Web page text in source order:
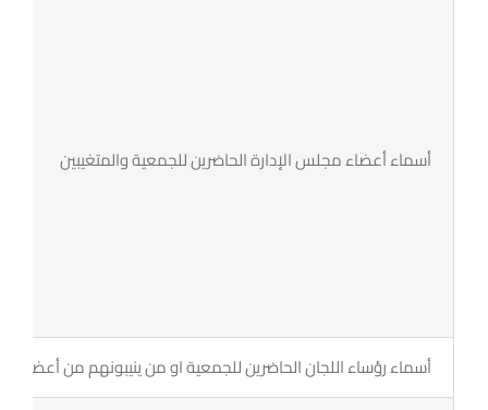
أسماء أعضاء مجلس الإدارة الحاضرين للجمعية والمتغيبين
أسماء رؤساء اللجان الحاضرين للجمعية او من ينيبونهم من أعضائها